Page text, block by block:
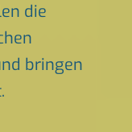
die
bringen